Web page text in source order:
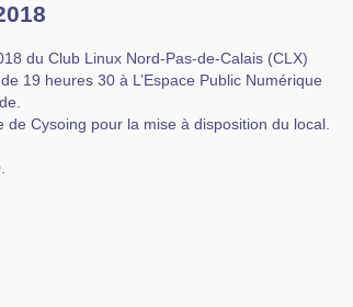
du Club Linux Nord-Pas-de-Calais (CLX)
19 heures 30 à L’Espace Public Numérique
Cysoing pour la mise à disposition du local.